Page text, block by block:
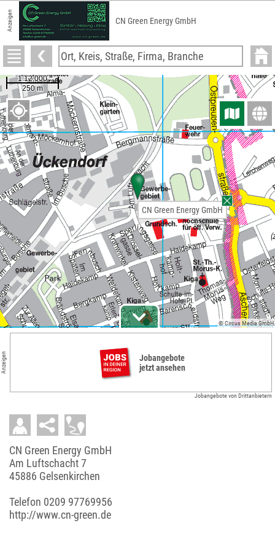
Anzeigen CN Green Energy GmbH
© Circus Media GmbH
CN Green Energy GmbH
Anzeigen
Jobangebote
jetzt ansehen
Jobangebote von Drittanbietern
CN Green Energy GmbH
Am Luftschacht 7
45886 Gelsenkirchen
Telefon 0209 97769956
http://www.cn-green.de